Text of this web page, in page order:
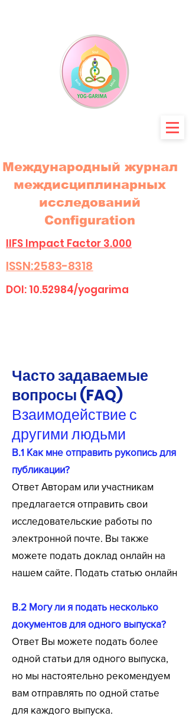
Международный журнал
междисциплинарных
исследований
Configuration
DOI: 10.52984/yogarima
ISSN:2583-8318
IIFS Impact Factor 3.000
Часто задаваемые
вопросы (FAQ)
Взаимодействие с
другими людьми
В.1 Как мне отправить рукопись для
публикации?
Ответ Авторам или участникам
предлагается отправить свои
исследовательские работы по
электронной почте. Вы также
можете подать доклад онлайн на
нашем сайте. Подать статью онлайн
В.2 Могу ли я подать несколько
документов для одного выпуска?
Ответ Вы можете подать более
одной статьи для одного выпуска,
но мы настоятельно рекомендуем
вам отправлять по одной статье
для каждого выпуска.